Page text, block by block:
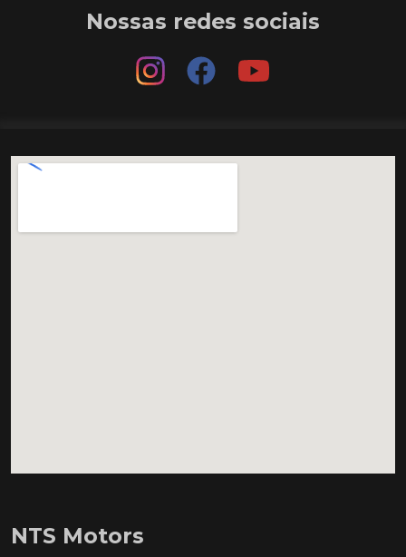
Nossas redes sociais
NTS Motors